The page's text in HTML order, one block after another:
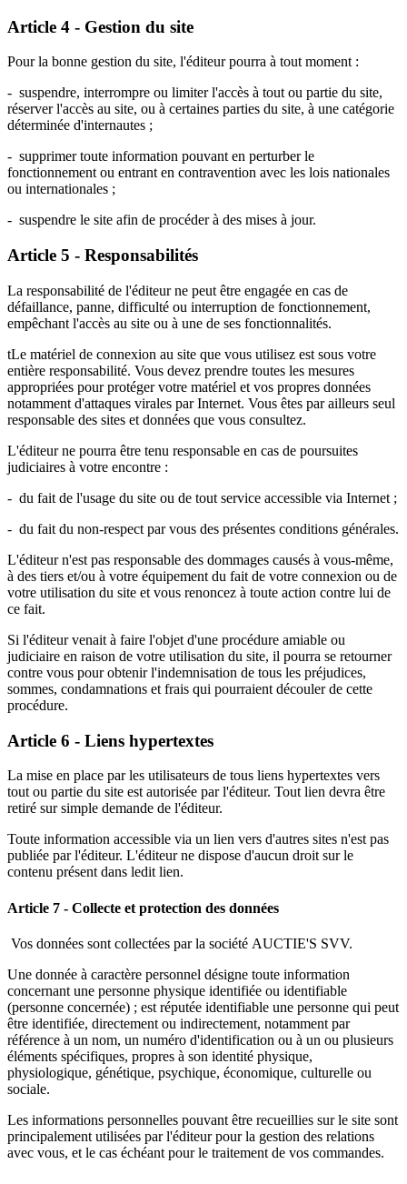
Article 4 - Gestion du site
Pour la bonne gestion du site, l'éditeur pourra à tout moment :
- suspendre, interrompre ou limiter l'accès à tout ou partie du site,
réserver l'accès au site, ou à certaines parties du site, à une catégorie
déterminée d'internautes ;
- supprimer toute information pouvant en perturber le
fonctionnement ou entrant en contravention avec les lois nationales
ou internationales ;
- suspendre le site afin de procéder à des mises à jour.
Article 5 - Responsabilités
La responsabilité de l'éditeur ne peut être engagée en cas de
défaillance, panne, difficulté ou interruption de fonctionnement,
empêchant l'accès au site ou à une de ses fonctionnalités.
tLe matériel de connexion au site que vous utilisez est sous votre
entière responsabilité. Vous devez prendre toutes les mesures
appropriées pour protéger votre matériel et vos propres données
notamment d'attaques virales par Internet. Vous êtes par ailleurs seul
responsable des sites et données que vous consultez.
L'éditeur ne pourra être tenu responsable en cas de poursuites
judiciaires à votre encontre :
- du fait de l'usage du site ou de tout service accessible via Internet ;
- du fait du non-respect par vous des présentes conditions générales.
L'éditeur n'est pas responsable des dommages causés à vous-même,
à des tiers et/ou à votre équipement du fait de votre connexion ou de
votre utilisation du site et vous renoncez à toute action contre lui de
ce fait.
Si l'éditeur venait à faire l'objet d'une procédure amiable ou
judiciaire en raison de votre utilisation du site, il pourra se retourner
contre vous pour obtenir l'indemnisation de tous les préjudices,
sommes, condamnations et frais qui pourraient découler de cette
procédure.
Article 6 - Liens hypertextes
La mise en place par les utilisateurs de tous liens hypertextes vers
tout ou partie du site est autorisée par l'éditeur. Tout lien devra être
retiré sur simple demande de l'éditeur.
Toute information accessible via un lien vers d'autres sites n'est pas
publiée par l'éditeur. L'éditeur ne dispose d'aucun droit sur le
contenu présent dans ledit lien.
Article 7 - Collecte et protection des données
Vos données sont collectées par la société AUCTIE'S SVV.
Une donnée à caractère personnel désigne toute information
concernant une personne physique identifiée ou identifiable
(personne concernée) ; est réputée identifiable une personne qui peut
être identifiée, directement ou indirectement, notamment par
référence à un nom, un numéro d'identification ou à un ou plusieurs
éléments spécifiques, propres à son identité physique,
physiologique, génétique, psychique, économique, culturelle ou
sociale.
Les informations personnelles pouvant être recueillies sur le site sont
principalement utilisées par l'éditeur pour la gestion des relations
avec vous, et le cas échéant pour le traitement de vos commandes.